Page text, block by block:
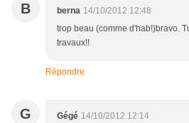
B berna 14/10/2012 12:48
trop beau (comme d'hab!)bravo.
travaux!!
Répondre
G Gégé 14/10/2012 12:14